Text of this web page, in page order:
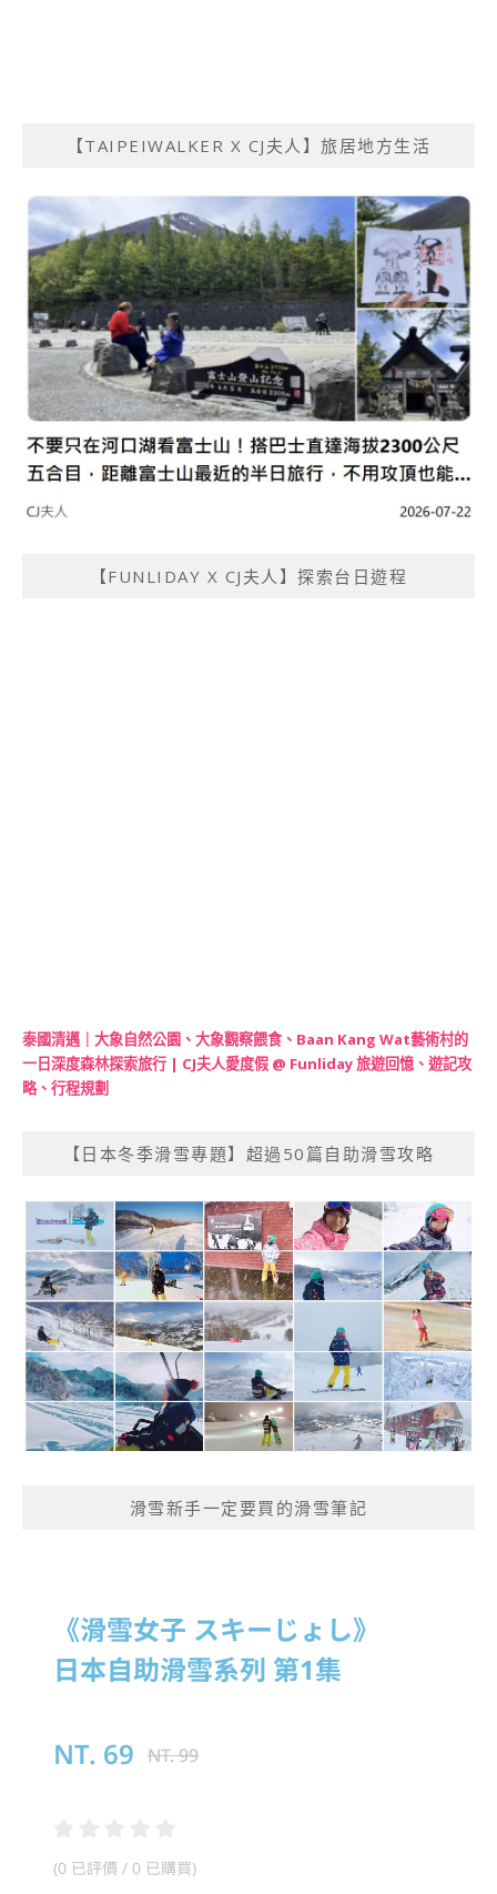
【TAIPEIWALKER X CJ夫人】旅居地方生活
【FUNLIDAY X CJ夫人】探索台日遊程
泰國清邁｜大象自然公園、大象觀察餵食、Baan Kang Wat藝術村的
一日深度森林探索旅行 | CJ夫人愛度假 @ Funliday 旅遊回憶、遊記攻
略、行程規劃
【日本冬季滑雪專題】超過50篇自助滑雪攻略
滑雪新手一定要買的滑雪筆記